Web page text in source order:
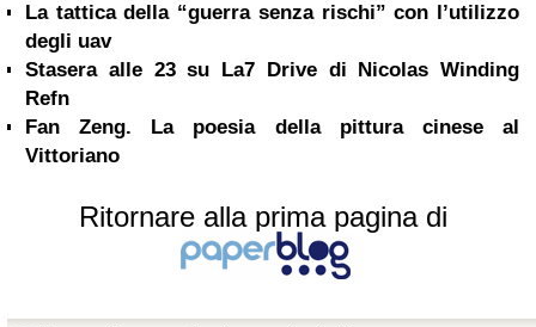
La tattica della “guerra senza rischi” con l’utilizzo
degli uav
Stasera alle 23 su La7 Drive di Nicolas Winding
Refn
Fan Zeng. La poesia della pittura cinese al
Vittoriano
Ritornare alla prima pagina di